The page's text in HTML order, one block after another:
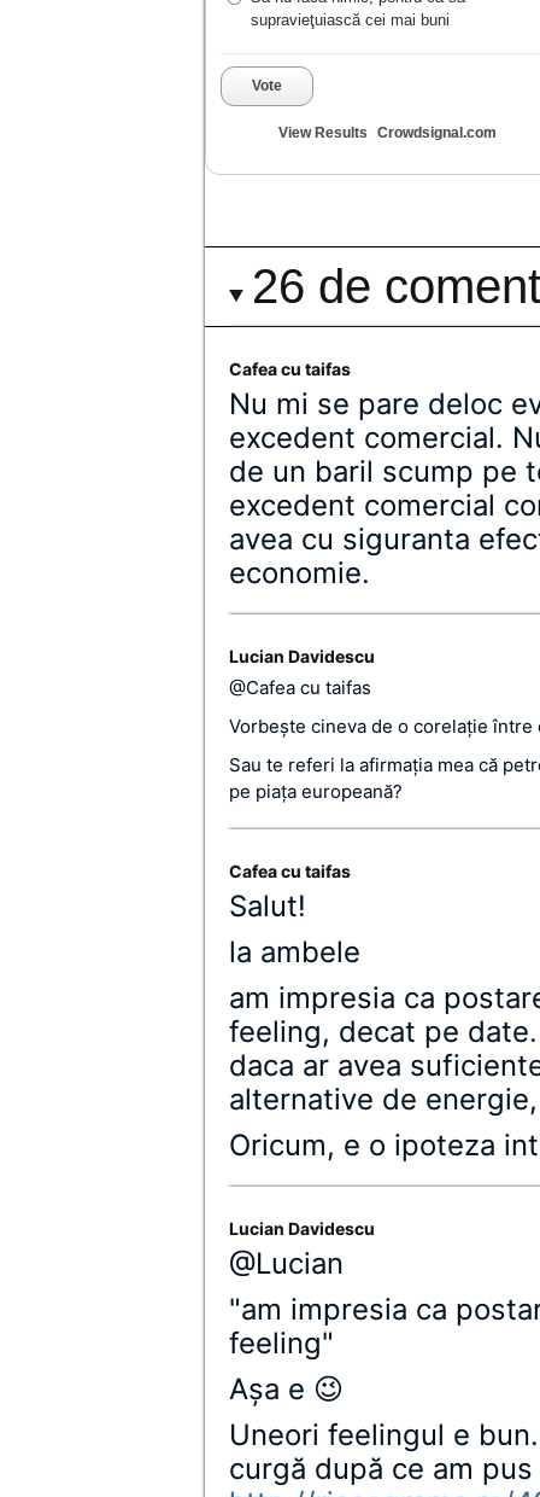
supravieţuiască cei mai buni
Vote
View Results Crowdsignal.com
26 de
Cafea cu taifas
Nu mi se pare deloc
excedent comercial.
de un baril scump pe
excedent comercial
avea cu siguranta
economie.
Lucian Davidescu
@Cafea cu taifas
Vorbeşte cineva de o corelaţie între
Sau te referi la afirmaţia mea că
pe piaţa europeană?
Cafea cu taifas
Salut!
la ambele
am impresia ca
feeling, decat pe
daca ar avea
alternative de
Oricum, e o ipoteza
Lucian Davidescu
@Lucian
"am impresia ca
feeling"
Aşa e 😉
Uneori feelingul e
curgă după ce am